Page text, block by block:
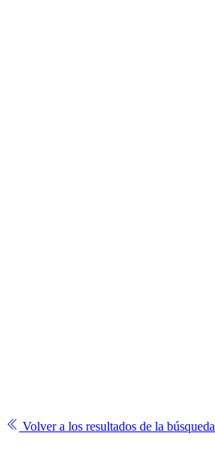
Volver a los resultados de la búsqueda